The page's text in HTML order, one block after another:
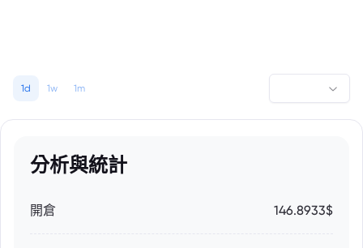
1d 1w 1m
分析與統計
開倉 146.8933$